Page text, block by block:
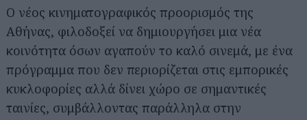
Ο νέος κινηματογραφικός προορισμός της
Αθήνας, φιλοδοξεί να δημιουργήσει μια νέα
κοινότητα όσων αγαπούν το καλό σινεμά, με ένα
πρόγραμμα που δεν περιορίζεται στις εμπορικές
κυκλοφορίες αλλά δίνει χώρο σε σημαντικές
ταινίες, συμβάλλοντας παράλληλα στην